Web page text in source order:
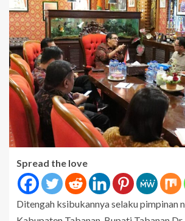
Spread the love
Ditengah ksibukannya selaku pimpinan